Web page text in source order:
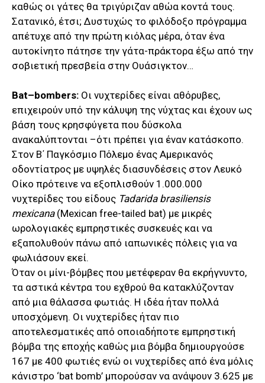
καθώς οι γάτες θα τριγύριζαν αθώα κοντά τους.
Σατανικό, έτσι; Δυστυχώς το φιλόδοξο πρόγραμμα
απέτυχε από την πρώτη κιόλας μέρα, όταν ένα
αυτοκίνητο πάτησε την γάτα-πράκτορα έξω από την
σοβιετική πρεσβεία στην Ουάσιγκτον…
Bat–bombers: Οι νυχτερίδες είναι αθόρυβες,
επιχειρούν υπό την κάλυψη της νύχτας και έχουν ως
βάση τους κρησφύγετα που δύσκολα
ανακαλύπτονται –ότι πρέπει για έναν κατάσκοπο.
Στον Β΄ Παγκόσμιο Πόλεμο ένας Αμερικανός
οδοντίατρος με υψηλές διασυνδέσεις στον Λευκό
Οίκο πρότεινε να εξοπλισθούν 1.000.000
νυχτερίδες του είδους Tadarida brasiliensis
mexicana(Mexican free-tailed bat) με μικρές
ωρολογιακές εμπρηστικές συσκευές και να
εξαπολυθούν πάνω από ιαπωνικές πόλεις για να
φωλιάσουν εκεί.
Όταν οι μίνι-βόμβες που μετέφεραν θα εκρήγνυντο,
τα αστικά κέντρα του εχθρού θα κατακλύζονταν
από μια θάλασσα φωτιάς. Η ιδέα ήταν πολλά
υποσχόμενη. Οι νυχτερίδες ήταν πιο
αποτελεσματικές από οποιαδήποτε εμπρηστική
βόμβα της εποχής καθώς μια βόμβα δημιουργούσε
167 με 400 φωτιές ενώ οι νυχτερίδες από ένα μόλις
κάνιστρο ‘bat bomb’ μπορούσαν να ανάψουν 3.625 με